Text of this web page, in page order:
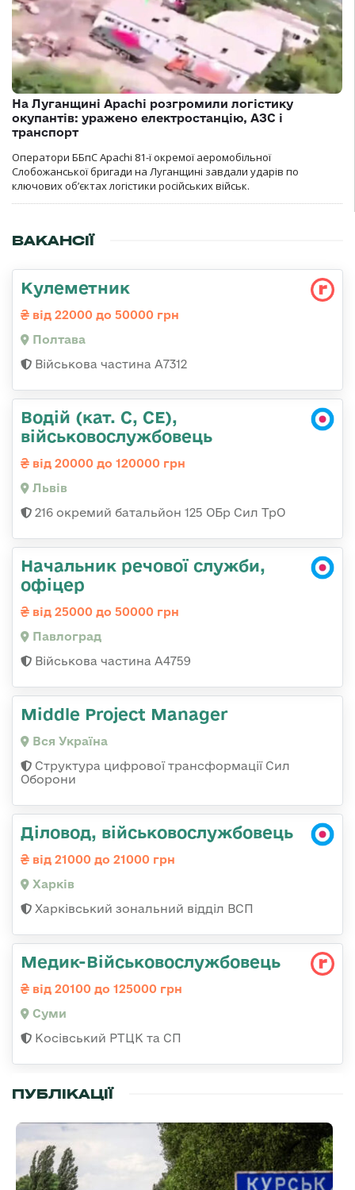
На Луганщині Apachi розгромили логістику
окупантів: уражено електростанцію, АЗС і
транспорт
Оператори ББпС Apachi 81-ї окремої аеромобільної
Слобожанської бригади на Луганщині завдали ударів по
ключових об’єктах логістики російських військ.
ВАКАНСІЇ
Кулеметник
від 22000 до 50000 грн
Полтава
Військова частина А7312
Водій (кат. С, СЕ),
військовослужбовець
від 20000 до 120000 грн
Львів
216 окремий батальйон 125 ОБр Сил ТрО
Начальник речової служби,
офіцер
від 25000 до 50000 грн
Павлоград
Військова частина А4759
Middle Project Manager
Вся Україна
Структура цифрової трансформації Сил
Оборони
Діловод, військовослужбовець
від 21000 до 21000 грн
Харків
Харківський зональний відділ ВСП
Медик-Військовослужбовець
від 20100 до 125000 грн
Суми
Косівський РТЦК та СП
ПУБЛІКАЦІЇ